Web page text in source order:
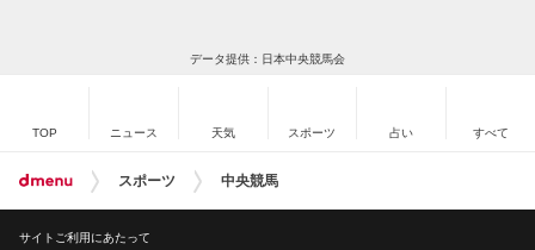
データ提供：日本中央競馬会
TOP ニュース 天気 スポーツ 占い すべて
スポーツ 中央競馬
サイトご利用にあたって